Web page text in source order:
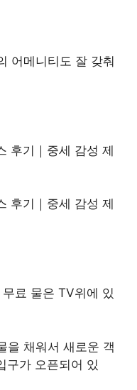
어메니티도 잘 갖춰
료 물은 TV위에 있
을 채워서 새로운 객
구가 오픈되어 있